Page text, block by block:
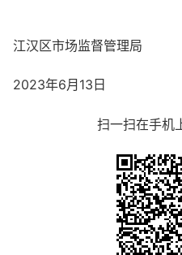
江汉区市场监督管理局
2023年6月13日
扫一扫在手机